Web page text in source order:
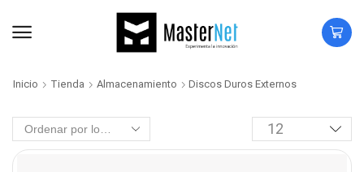
Inicio Tienda Almacenamiento Discos Duros Externos